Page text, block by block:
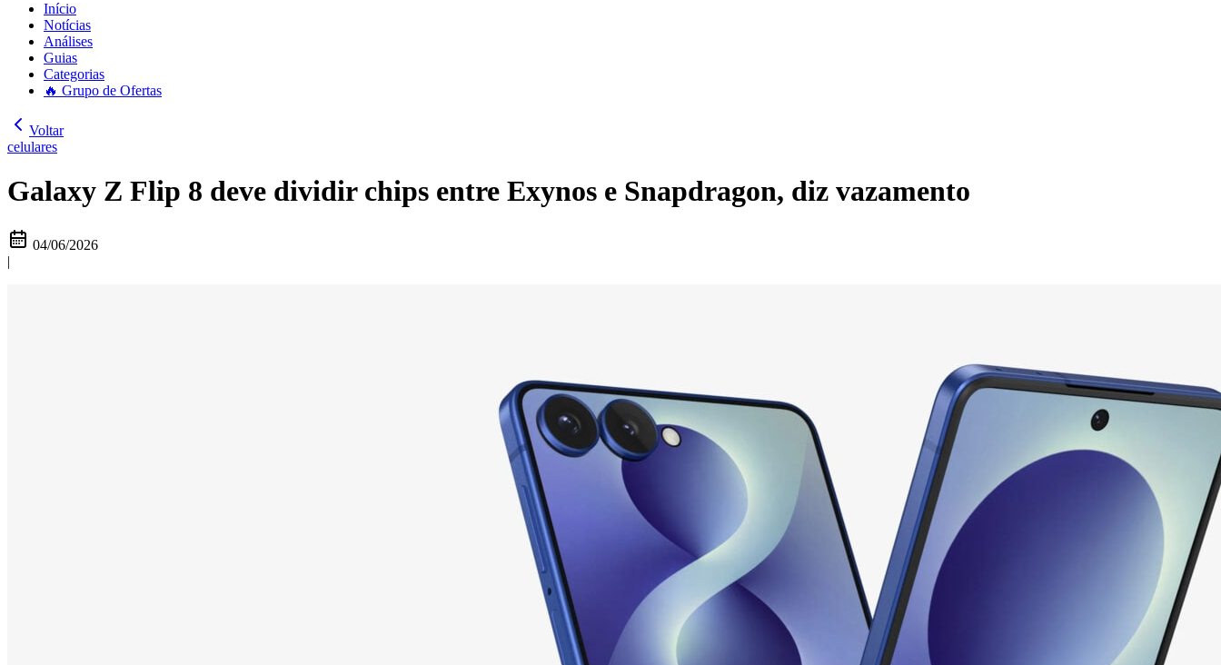
Início
Notícias
Análises
Guias
Categorias
🔥 Grupo de Ofertas
Voltar
celulares
Galaxy Z Flip 8 deve dividir chips entre Exynos e Snapdragon, diz vazamento
04/06/2026
|